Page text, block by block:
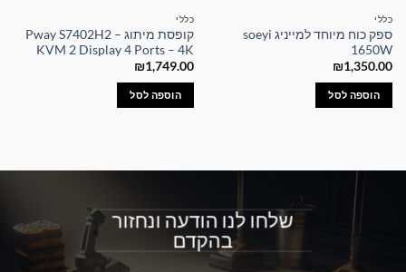
כללי
ספק כוח מיוחד למייניג soeyi
1650W
₪1,350.00
הוספה לסל
כללי
קופסת מיתוג – Pway S7402H2
KVM 2 Display 4 Ports – 4K
₪1,749.00
הוספה לסל
שלחו לנו הודעה ונחזור
בהקדם